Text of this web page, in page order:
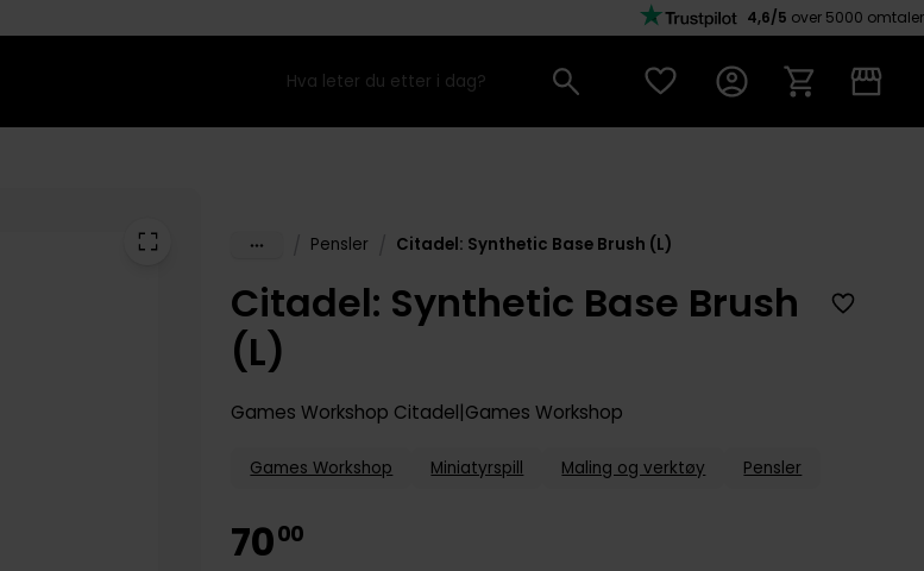
4,6/5 over 5000 omtaler
Pensler Citadel: Synthetic Base Brush (L)
Citadel: Synthetic Base Brush
(L)
Games Workshop Citadel Games Workshop
Games Workshop Miniatyrspill Maling og verktøy Pensler
7000